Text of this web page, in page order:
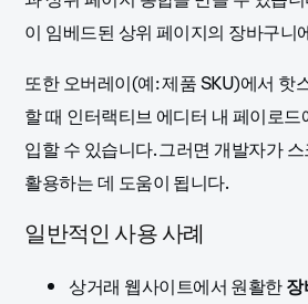
이 임베드된 상위 페이지의 장바구니
또한 오버레이(예: 제품 SKU)에서 핫
할 때 인터랙티브 에디터 내 페이로
입할 수 있습니다.그러면 개발자가
활용하는 데 도움이 됩니다.
일반적인 사용 사례
상거래 웹사이트에서 원활한